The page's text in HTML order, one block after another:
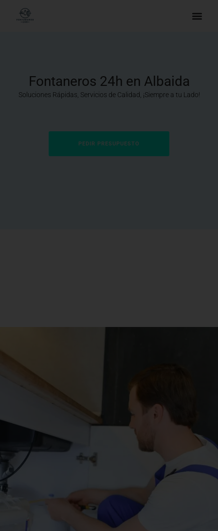
Fontaneros 24h en Albaida
Soluciones Rápidas, Servicios de Calidad, ¡Siempre a tu Lado!
PEDIR PRESUPUESTO